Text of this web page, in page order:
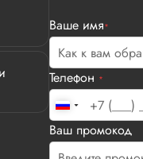
Ваше имя*
Телефон *
Ваш промокод